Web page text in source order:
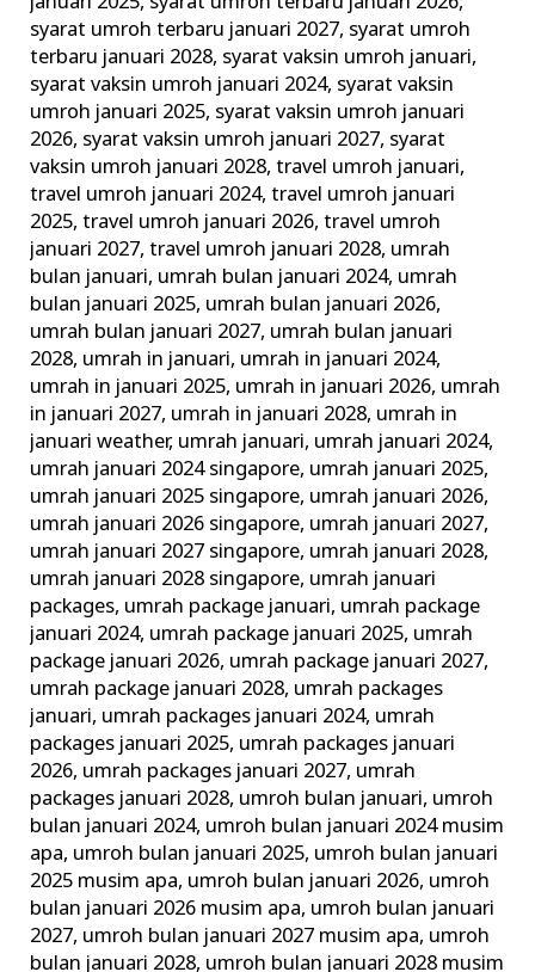
syarat umroh terbaru januari 2027, syarat umroh
terbaru januari 2028, syarat vaksin umroh januari,
syarat vaksin umroh januari 2024, syarat vaksin
umroh januari 2025, syarat vaksin umroh januari
2026, syarat vaksin umroh januari 2027, syarat
vaksin umroh januari 2028,travel umroh januari,
travel umroh januari 2024,travel umroh januari
2025,travel umroh januari 2026,travel umroh
januari 2027,travel umroh januari 2028, umrah
bulan januari, umrah bulan januari 2024, umrah
bulan januari 2025, umrah bulan januari 2026,
umrah bulan januari 2027, umrah bulan januari
2028, umrah in januari, umrah in januari 2024,
umrah in januari 2025, umrah in januari 2026, umrah
in januari 2027, umrah in januari 2028, umrah in
januari weather, umrah januari, umrah januari 2024,
umrah januari 2024 singapore, umrah januari 2025,
umrah januari 2025 singapore, umrah januari 2026,
umrah januari 2026 singapore, umrah januari 2027,
umrah januari 2027 singapore, umrah januari 2028,
umrah januari 2028 singapore, umrah januari
packages, umrah package januari, umrah package
januari 2024, umrah package januari 2025, umrah
package januari 2026, umrah package januari 2027,
umrah package januari 2028, umrah packages
januari, umrah packages januari 2024, umrah
packages januari 2025, umrah packages januari
2026, umrah packages januari 2027, umrah
packages januari 2028, umroh bulan januari, umroh
bulan januari 2024, umroh bulan januari 2024 musim
apa, umroh bulan januari 2025, umroh bulan januari
2025 musim apa, umroh bulan januari 2026, umroh
bulan januari 2026 musim apa, umroh bulan januari
2027, umroh bulan januari 2027 musim apa, umroh
bulan januari 2028, umroh bulan januari 2028 musim